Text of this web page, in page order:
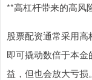
**高杠杆带来的高风
股票配资通常采用高
即可撬动数倍于本
益，但也会放大亏